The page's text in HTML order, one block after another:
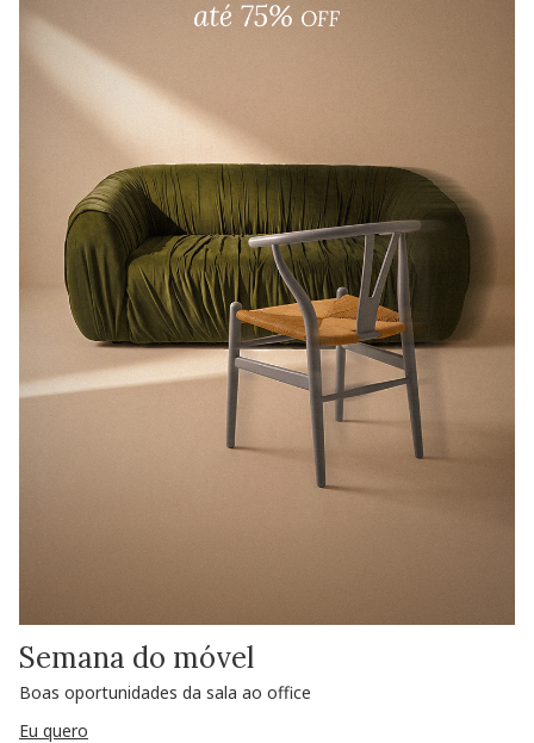
Semana do móvel
Boas oportunidades da sala ao office
Eu quero